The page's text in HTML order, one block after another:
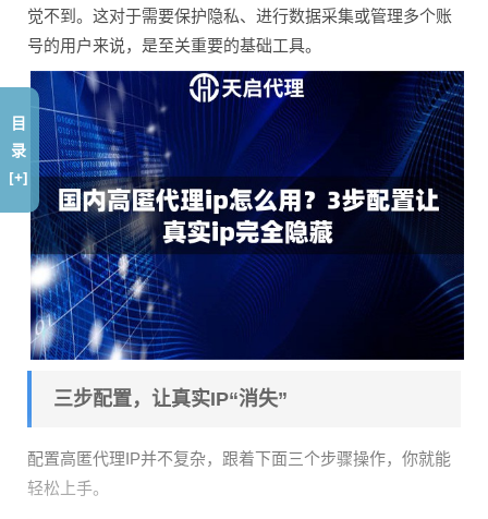
觉不到。这对于需要保护隐私、进行数据采集或管理多个账
号的用户来说，是至关重要的基础工具。
三步配置，让真实IP“消失”
配置高匿代理IP并不复杂，跟着下面三个步骤操作，你就能
轻松上手。
目
录
[+]